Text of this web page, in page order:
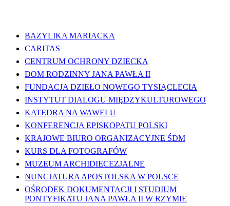
BAZYLIKA MARIACKA
CARITAS
CENTRUM OCHRONY DZIECKA
DOM RODZINNY JANA PAWŁA II
FUNDACJA DZIEŁO NOWEGO TYSIĄCLECIA
INSTYTUT DIALOGU MIĘDZYKULTUROWEGO
KATEDRA NA WAWELU
KONFERENCJA EPISKOPATU POLSKI
KRAJOWE BIURO ORGANIZACYJNE ŚDM
KURS DLA FOTOGRAFÓW
MUZEUM ARCHIDIECEZJALNE
NUNCJATURA APOSTOLSKA W POLSCE
OŚRODEK DOKUMENTACJI I STUDIUM
PONTYFIKATU JANA PAWŁA II W RZYMIE